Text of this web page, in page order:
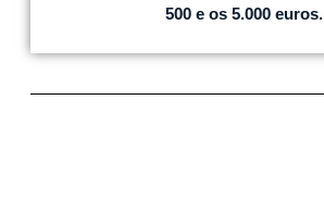
500 e os 5.000 euros.